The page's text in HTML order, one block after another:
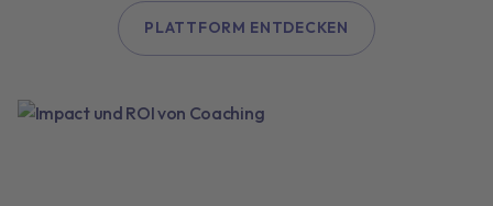
PLATTFORM ENTDECKEN